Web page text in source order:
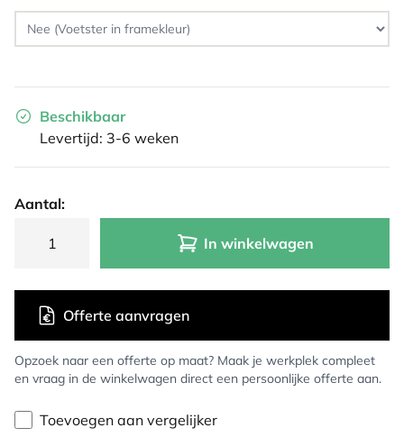
Beschikbaar
Levertijd: 3-6 weken
Aantal:
In winkelwagen
Opzoek naar een offerte op maat? Maak je werkplek compleet
en vraag in de winkelwagen direct een persoonlijke offerte aan.
Offerte aanvragen
Toevoegen aan vergelijker